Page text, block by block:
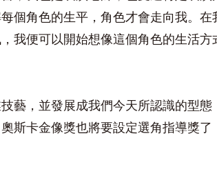
個角色的生平，角色才會走向我。
我便可以開始想像這個角色的生活方
藝，並發展成我們今天所認識的型態
斯卡金像獎也將要設定選角指導獎了